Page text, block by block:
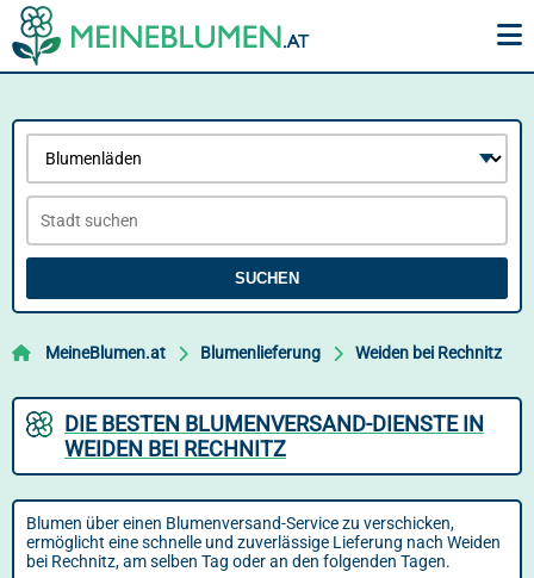
SUCHEN
MeineBlumen.at Blumenlieferung Weiden bei Rechnitz
DIE BESTEN BLUMENVERSAND-DIENSTE IN
WEIDEN BEI RECHNITZ
Blumen über einen Blumenversand-Service zu verschicken,
ermöglicht eine schnelle und zuverlässige Lieferung nach Weiden
bei Rechnitz, am selben Tag oder an den folgenden Tagen.